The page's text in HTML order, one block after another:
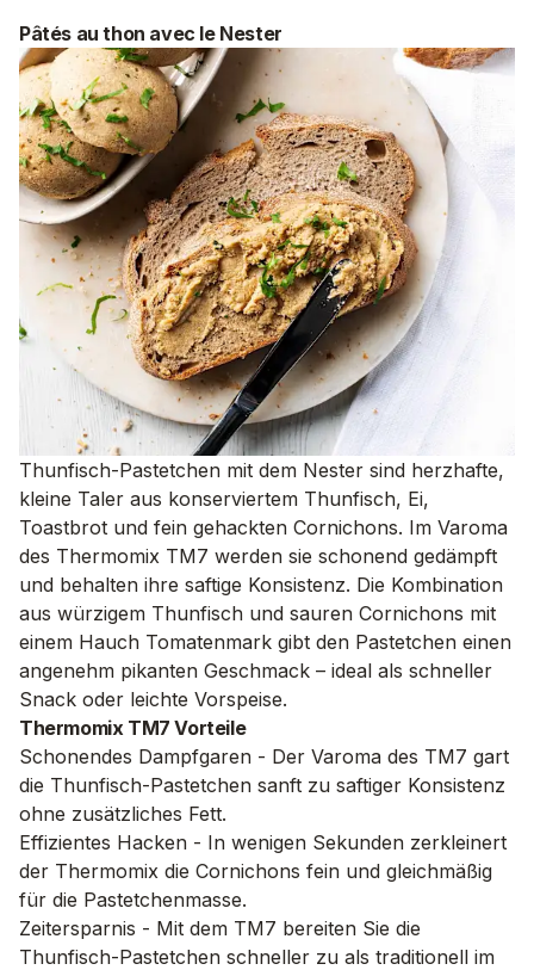
Pâtés au thon avec le Nester
Thunfisch-Pastetchen mit dem Nester sind herzhafte,
kleine Taler aus konserviertem Thunfisch, Ei,
Toastbrot und fein gehackten Cornichons. Im Varoma
des Thermomix TM7 werden sie schonend gedämpft
und behalten ihre saftige Konsistenz. Die Kombination
aus würzigem Thunfisch und sauren Cornichons mit
einem Hauch Tomatenmark gibt den Pastetchen einen
angenehm pikanten Geschmack – ideal als schneller
Snack oder leichte Vorspeise.
Thermomix TM7 Vorteile
Schonendes Dampfgaren - Der Varoma des TM7 gart
die Thunfisch-Pastetchen sanft zu saftiger Konsistenz
ohne zusätzliches Fett.
Effizientes Hacken - In wenigen Sekunden zerkleinert
der Thermomix die Cornichons fein und gleichmäßig
für die Pastetchenmasse.
Zeitersparnis - Mit dem TM7 bereiten Sie die
Thunfisch-Pastetchen schneller zu als traditionell im